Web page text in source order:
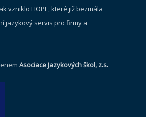
vzniklo HOPE, které již bezmála
jazykový servis pro firmy a
Asociace Jazykových škol, z.s.